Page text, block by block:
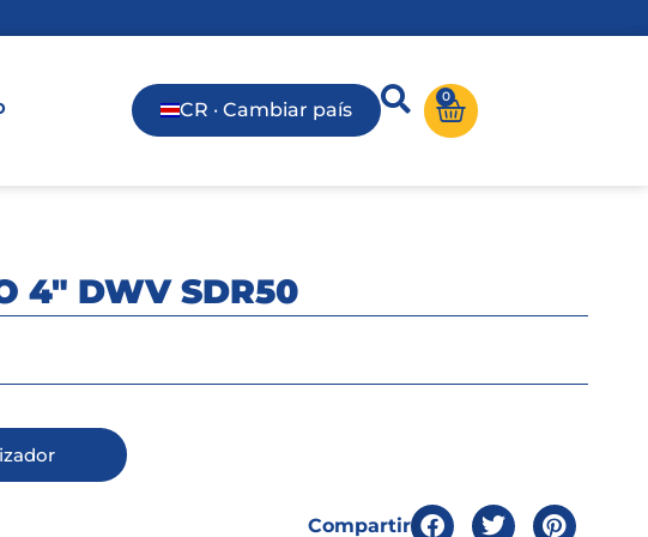
CR · Cambiar país
0
4″ DWV SDR50
Compartir